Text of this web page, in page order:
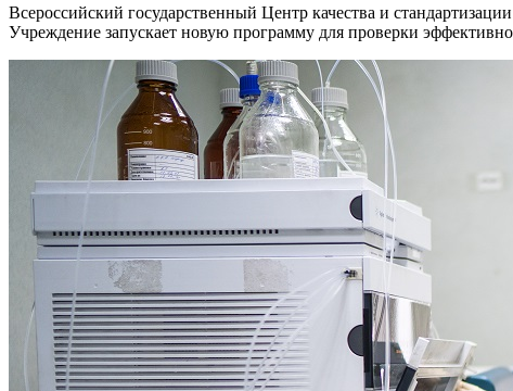
Всероссийский государственный Центр качества и
Учреждение запускает новую программу для проверки